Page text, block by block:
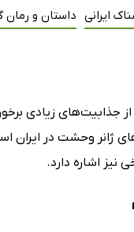
ایرانی داستان و رمان
جذابیت‌های زیادی
ژانر وحشت در ایران
نیز اشاره دارد.